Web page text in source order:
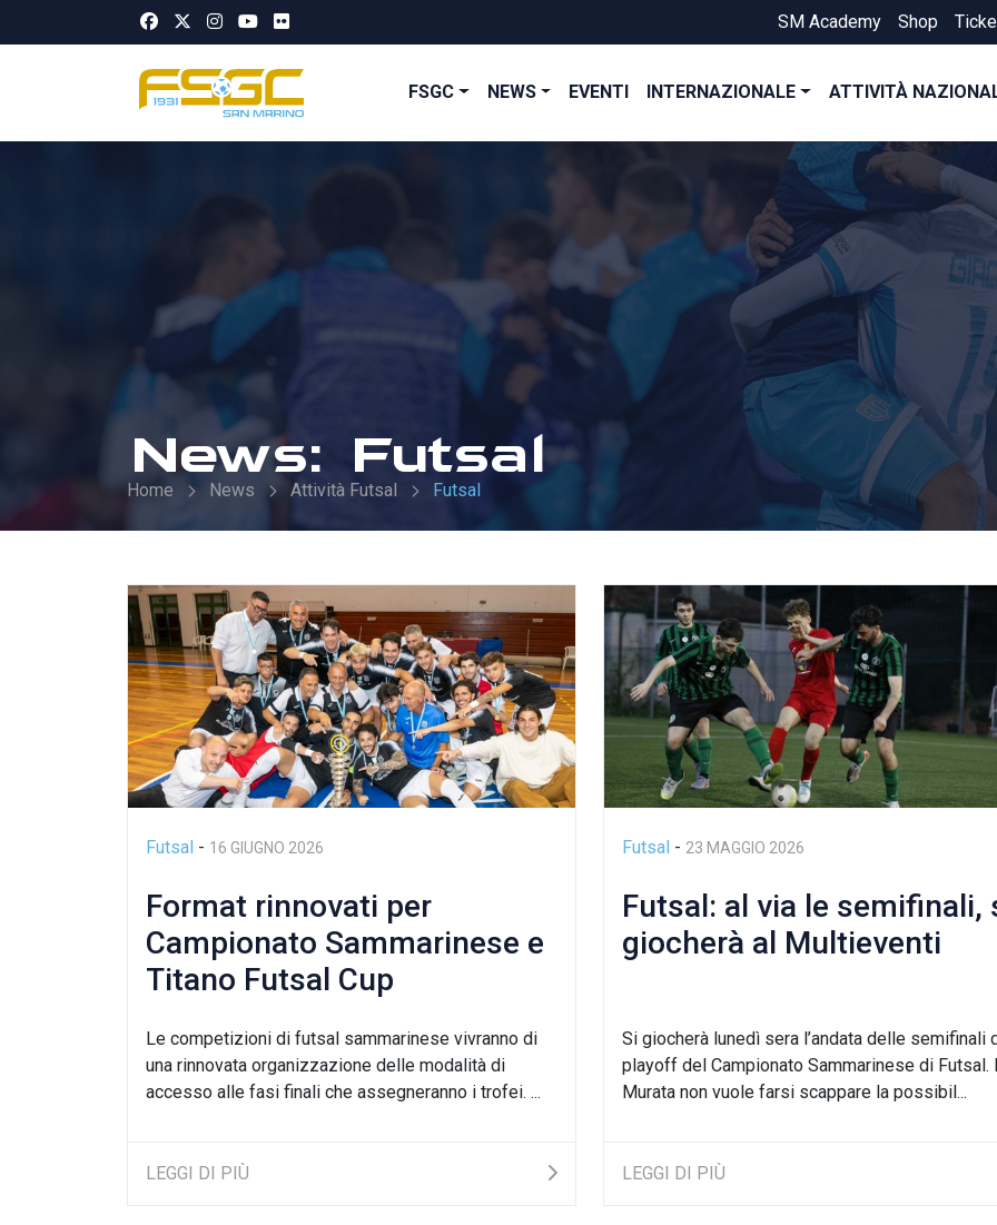
SM Academy Shop
FSGC NEWS EVENTI INTERNAZIONALE ATTIVITÀ
News: Futsal
Home News Attività Futsal Futsal
Futsal - 16 GIUGNO 2026
Format rinnovati per
Campionato Sammarinese e
Titano Futsal Cup
Le competizioni di futsal sammarinese vivranno di
una rinnovata organizzazione delle modalità di
accesso alle fasi finali che assegneranno i trofei. ...
LEGGI DI PIÙ
Futsal - 23 MAGGIO 2026
Futsal: al via le semifinali,
giocherà al Multieventi
Si giocherà lunedì sera l’andata delle semifinali
playoff del Campionato Sammarinese di Futsal.
Murata non vuole farsi scappare la possibil...
LEGGI DI PIÙ